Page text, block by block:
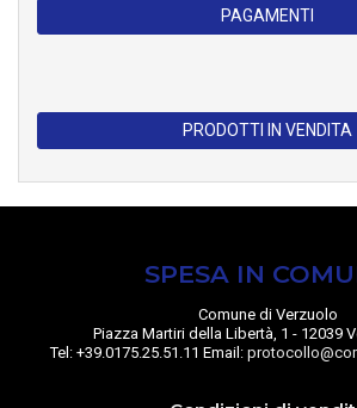
PAGAMENTI
PRODOTTI IN VENDITA
SPESA IN
Comune di Verzuolo
Piazza Martiri della Libertà, 1 - 12039
Tel: +39.0175.25.51.11 Email: